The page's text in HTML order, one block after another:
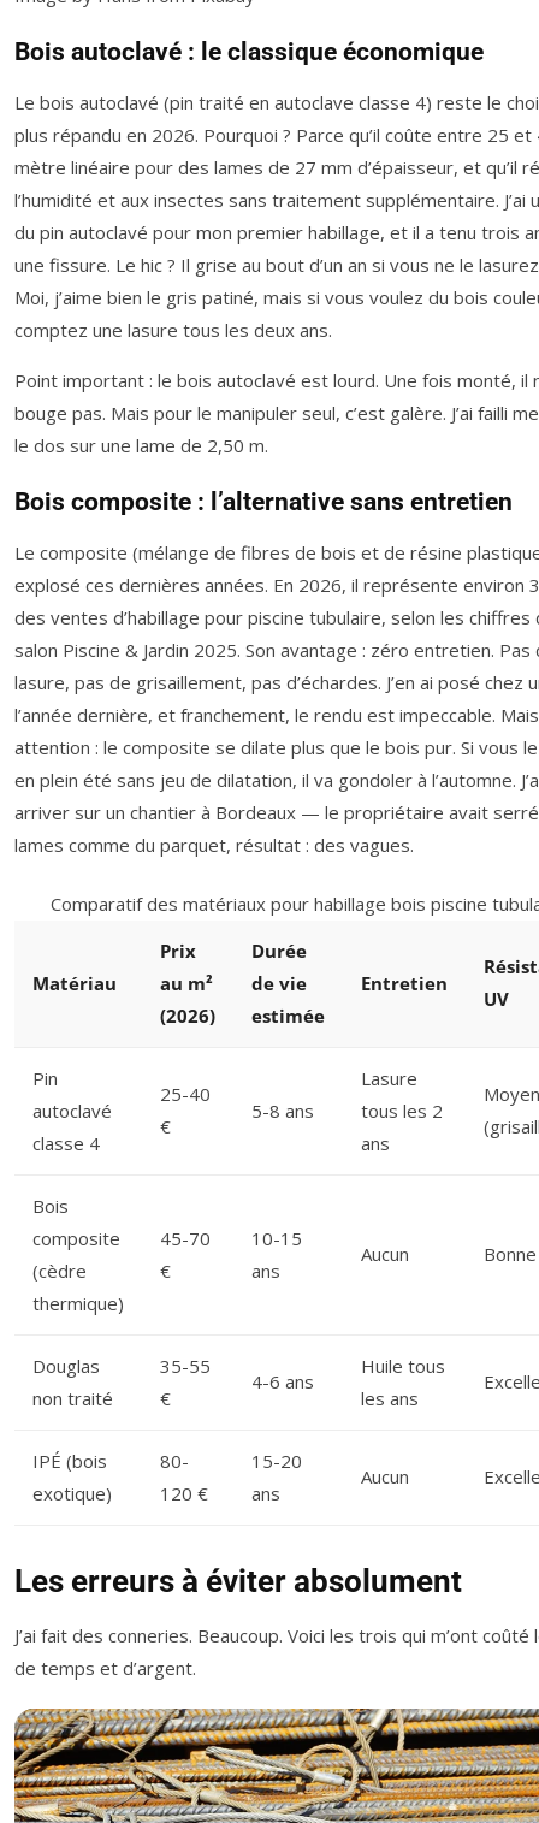
Bois autoclavé : le classique économique
Le bois autoclavé (pin traité en autoclave classe 4) reste le
plus répandu en 2026. Pourquoi ? Parce qu’il coûte entre 25 et
mètre linéaire pour des lames de 27 mm d’épaisseur, et qu’il
l’humidité et aux insectes sans traitement supplémentaire. J’ai
du pin autoclavé pour mon premier habillage, et il a tenu trois
une fissure. Le hic ? Il grise au bout d’un an si vous ne le
Moi, j’aime bien le gris patiné, mais si vous voulez du bois
comptez une lasure tous les deux ans.
Point important : le bois autoclavé est lourd. Une fois monté, il
bouge pas. Mais pour le manipuler seul, c’est galère. J’ai failli
le dos sur une lame de 2,50 m.
Bois composite : l’alternative sans entretien
Le composite (mélange de fibres de bois et de résine
explosé ces dernières années. En 2026, il représente environ
des ventes d’habillage pour piscine tubulaire, selon les chiffres
salon Piscine & Jardin 2025. Son avantage : zéro entretien. Pas
lasure, pas de grisaillement, pas d’échardes. J’en ai posé chez
l’année dernière, et franchement, le rendu est impeccable. Mais
attention : le composite se dilate plus que le bois pur. Si vous
en plein été sans jeu de dilatation, il va gondoler à l’automne.
arriver sur un chantier à Bordeaux — le propriétaire avait
lames comme du parquet, résultat : des vagues.
Comparatif des matériaux pour habillage bois piscine
Matériau
Prix
au m²
(2026)
Durée
de vie
estimée
Entretien
UV
Pin
autoclavé
classe 4
25-40
€
5-8 ans
Lasure
tous les 2
ans
Bois
composite
(cèdre
thermique)
45-70
€
10-15
ans
Aucun Bonne
Douglas
non traité
35-55
€
4-6 ans
Huile tous
les ans
IPÉ (bois
exotique)
80-
120 €
15-20
ans
Aucun
Les erreurs à éviter absolument
J’ai fait des conneries. Beaucoup. Voici les trois qui m’ont coûté
de temps et d’argent.